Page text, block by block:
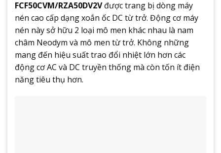
FCF50CVM/RZA50DV2Vđược trang bị dòng máy
nén cao cấp dạng xoắn ốc DC từ trở. Động cơ máy
nén này sở hữu 2 loại mô men khác nhau là nam
châm Neodym và mô men từ trở. Không những
mang đến hiệu suất trao đổi nhiệt lớn hơn các
động cơ AC và DC truyền thống mà còn tốn ít điện
năng tiêu thụ hơn.